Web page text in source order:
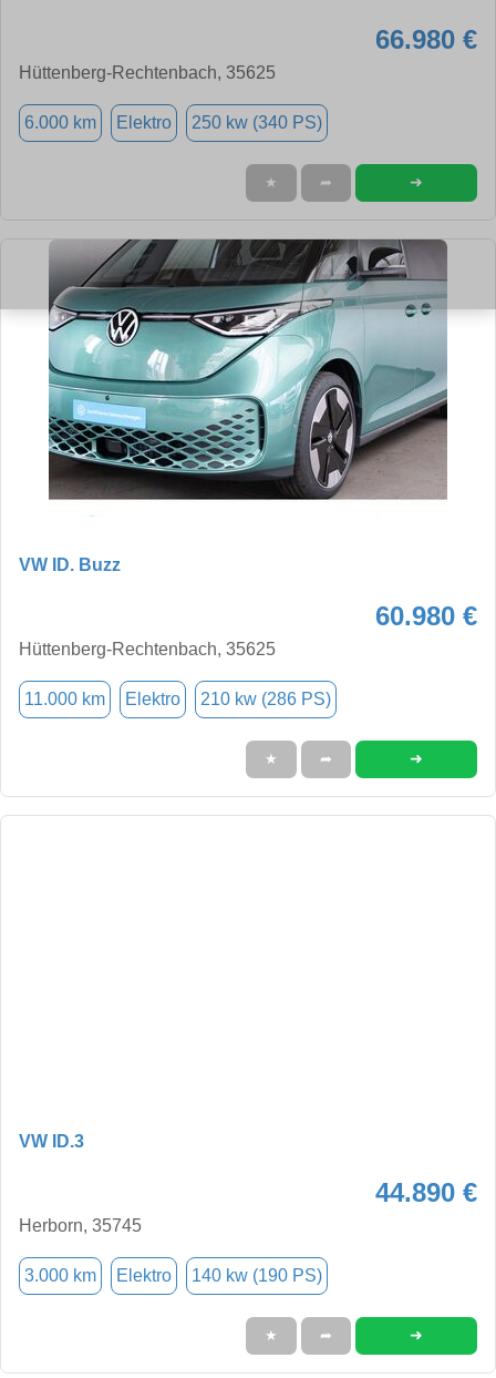
66.980 €
Hüttenberg-Rechtenbach, 35625
6.000 km Elektro 250 kw (340 PS)
★ ➦ ➜
VW ID. Buzz
60.980 €
Hüttenberg-Rechtenbach, 35625
11.000 km Elektro 210 kw (286 PS)
★ ➦ ➜
VW ID.3
44.890 €
Herborn, 35745
3.000 km Elektro 140 kw (190 PS)
★ ➦ ➜